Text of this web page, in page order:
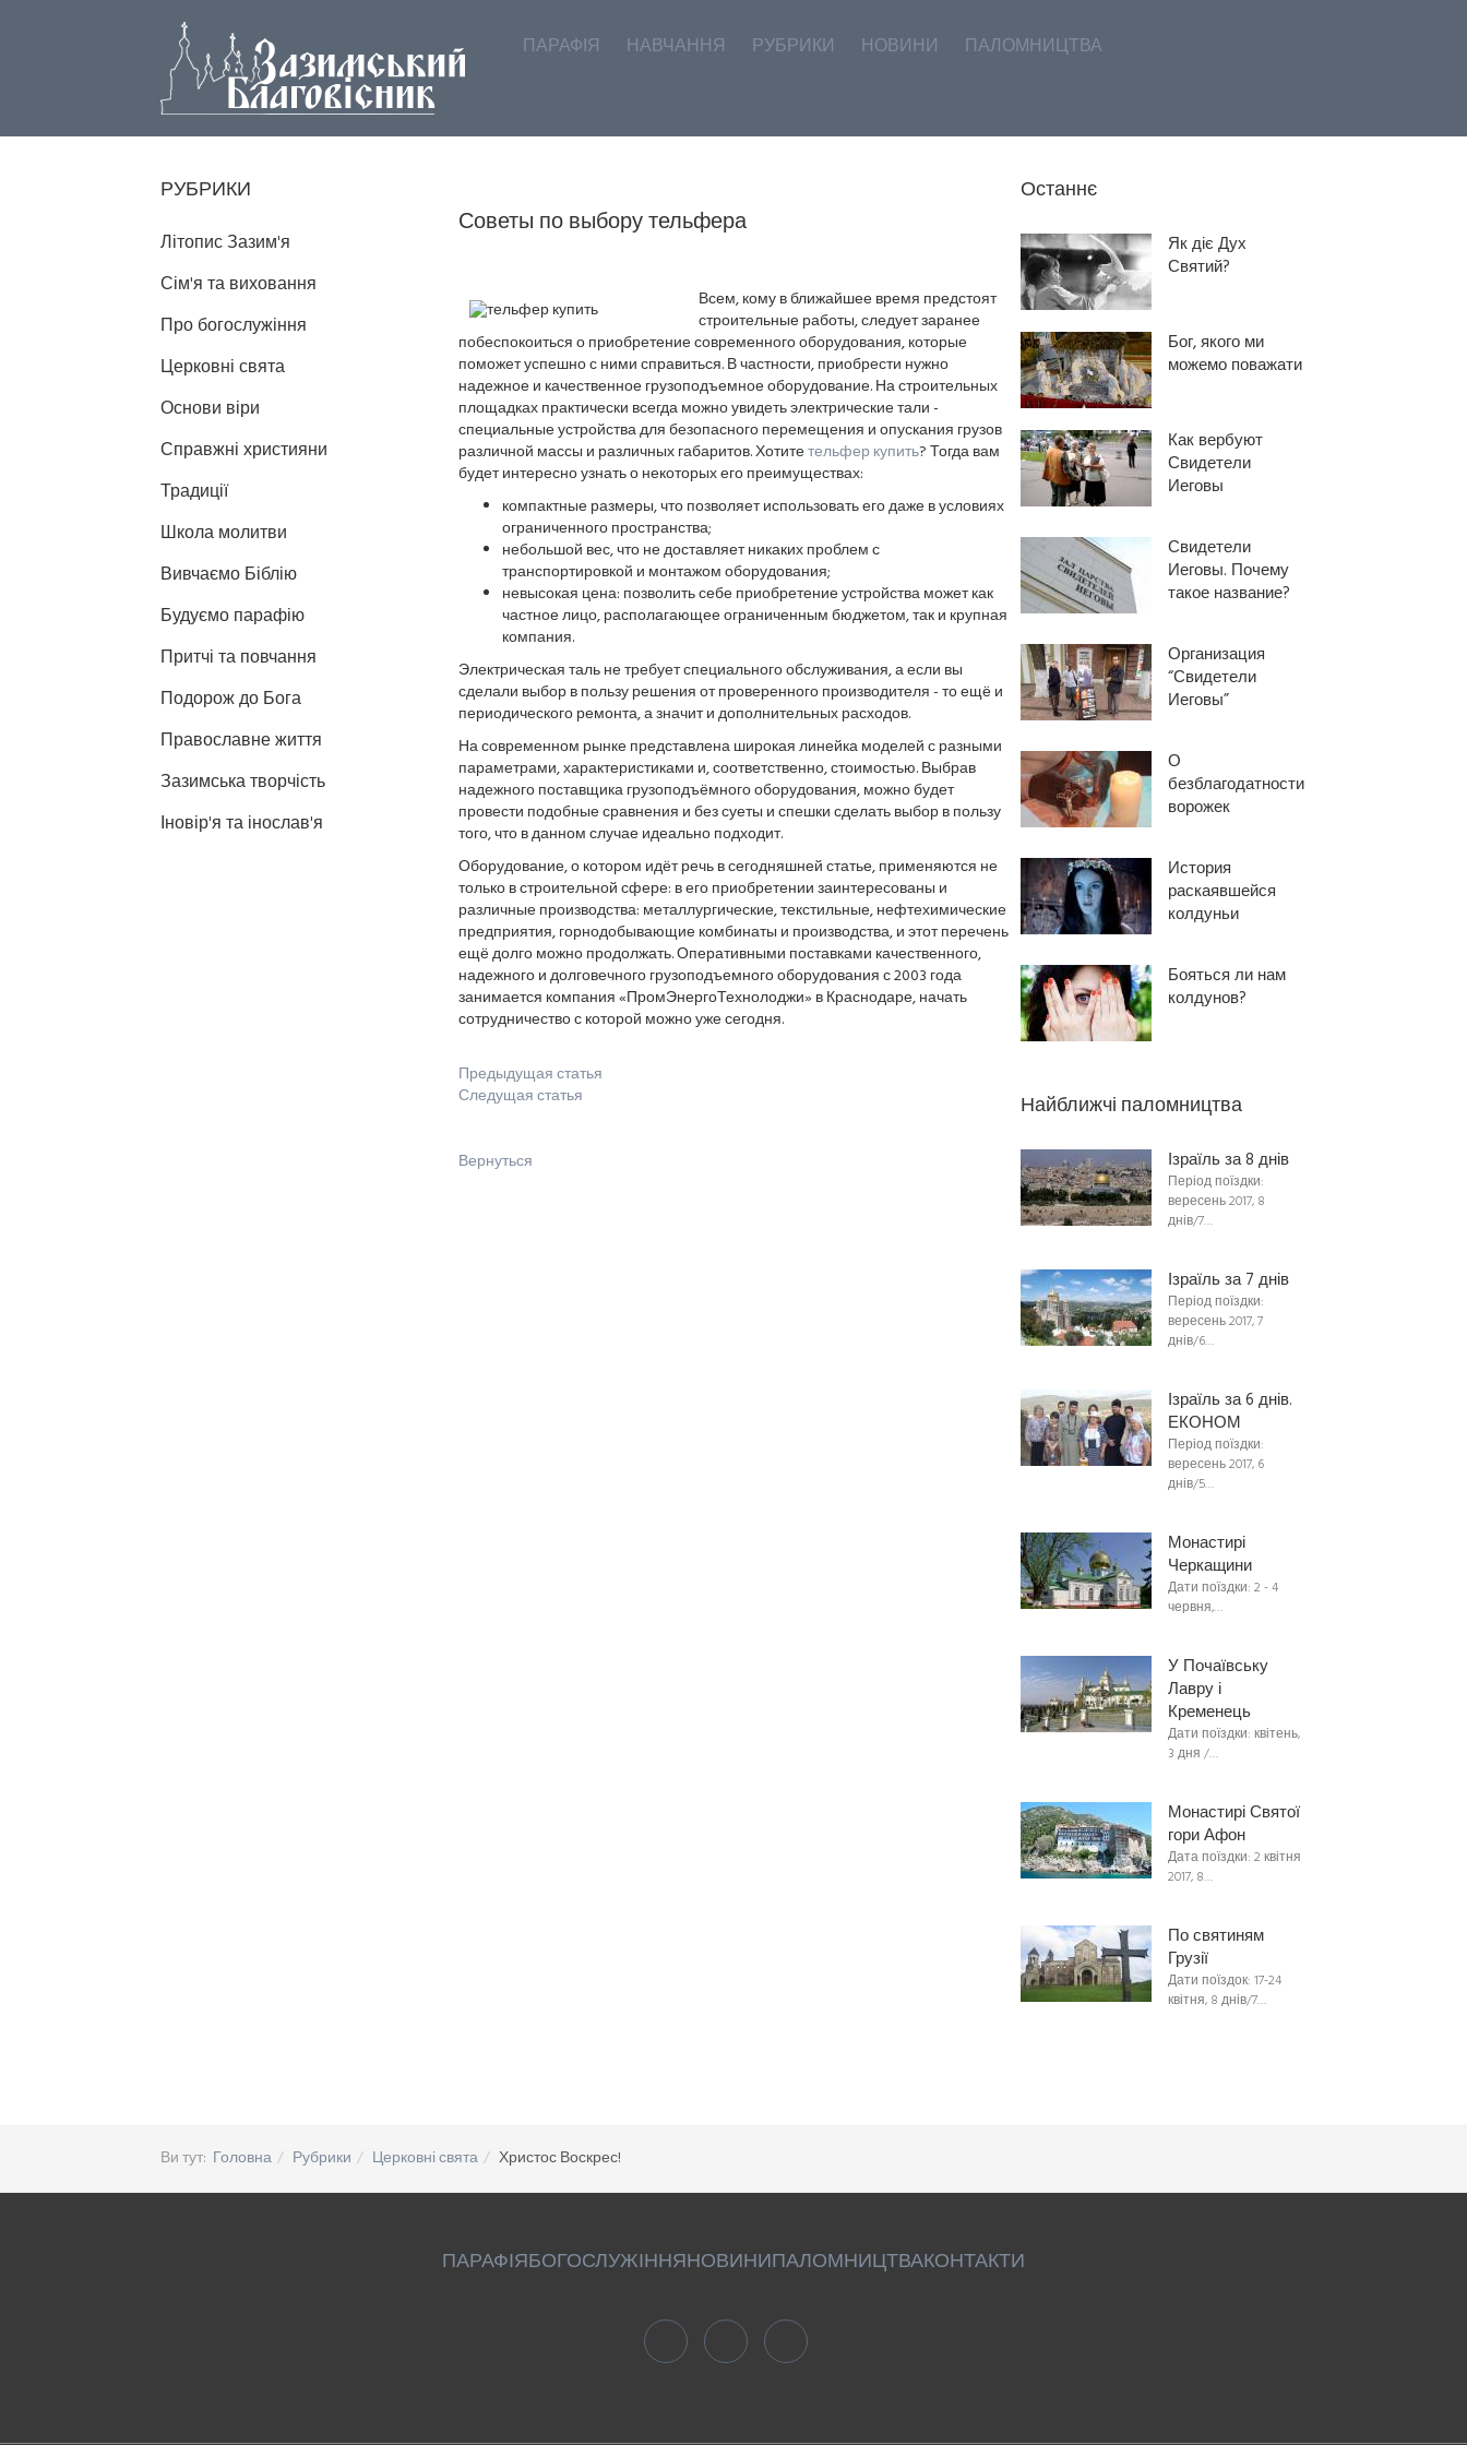
ПАРАФІЯ НАВЧАННЯ РУБРИКИ НОВИНИ ПАЛОМНИЦТВА
Советы по выбору тельфера
Всем, кому в ближайшее время предстоят
строительные работы, следует заранее
побеспокоиться о приобретение современного оборудования, которые
поможет успешно с ними справиться. В частности, приобрести нужно
надежное и качественное грузоподъемное оборудование. На строительных
площадках практически всегда можно увидеть электрические тали -
специальные устройства для безопасного перемещения и опускания грузов
различной массы и различных габаритов. Хотитетельфер купить? Тогда вам
будет интересно узнать о некоторых его преимуществах:
компактные размеры, что позволяет использовать его даже в условиях
ограниченного пространства;
небольшой вес, что не доставляет никаких проблем с
транспортировкой и монтажом оборудования;
невысокая цена: позволить себе приобретение устройства может как
частное лицо, располагающее ограниченным бюджетом, так и крупная
компания.
Электрическая таль не требует специального обслуживания, а если вы
сделали выбор в пользу решения от проверенного производителя - то ещё и
периодического ремонта, а значит и дополнительных расходов.
На современном рынке представлена широкая линейка моделей с разными
параметрами, характеристиками и, соответственно, стоимостью. Выбрав
надежного поставщика грузоподъёмного оборудования, можно будет
провести подобные сравнения и без суеты и спешки сделать выбор в пользу
того, что в данном случае идеально подходит.
Оборудование, о котором идёт речь в сегодняшней статье, применяются не
только в строительной сфере: в его приобретении заинтересованы и
различные производства: металлургические, текстильные, нефтехимические
предприятия, горнодобывающие комбинаты и производства, и этот перечень
ещё долго можно продолжать. Оперативными поставками качественного,
надежного и долговечного грузоподъемного оборудования с 2003 года
занимается компания «ПромЭнергоТехнолоджи» в Краснодаре, начать
сотрудничество с которой можно уже сегодня.
Предыдущая статья
Следущая статья
Вернуться
РУБРИКИ
Літопис Зазим'я
Сім'я та виховання
Про богослужіння
Церковні свята
Основи віри
Справжні християни
Традиції
Школа молитви
Вивчаємо Біблію
Будуємо парафію
Притчі та повчання
Подорож до Бога
Православне життя
Зазимська творчість
Іновір'я та інослав'я
Останнє
Як діє Дух
Святий?
Бог, якого ми
можемо поважати
Как вербуют
Свидетели
Иеговы
Свидетели
Иеговы. Почему
такое название?
Организация
“Свидетели
Иеговы”
О
безблагодатности
ворожек
История
раскаявшейся
колдуньи
Бояться ли нам
колдунов?
Найближчі паломництва
Ізраїль за 8 днів
Період поїздки:
вересень 2017, 8
днів/7…
Ізраїль за 7 днів
Період поїздки:
вересень 2017, 7
днів/6…
Ізраїль за 6 днів.
ЕКОНОМ
Період поїздки:
вересень 2017, 6
днів/5…
Монастирі
Черкащини
Дати поїздки: 2 - 4
червня,…
У Почаївську
Лавру і
Кременець
Дати поїздки: квітень,
3 дня /…
Монастирі Святої
гори Афон
Дата поїздки: 2 квітня
2017, 8…
По святиням
Грузії
Дати поїздок: 17-24
квітня, 8 днів/7…
Ви тут: Головна Рубрики Церковні свята Христос Воскрес!
ПАРАФІЯБОГОСЛУЖІННЯНОВИНИПАЛОМНИЦТВАКОНТАКТИ